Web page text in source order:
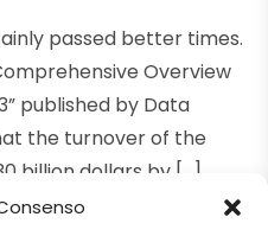
passed better times.
Overview
published by Data
the turnover of the
billion dollars by […]